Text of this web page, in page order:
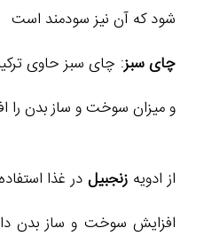
شود که آن نیز سودمند است
چای سبز: چای سبز حاوی
و میزان سوخت و ساز بدن را
از ادویه زنجبیلدر غذا
افزایش سوخت و ساز بدن